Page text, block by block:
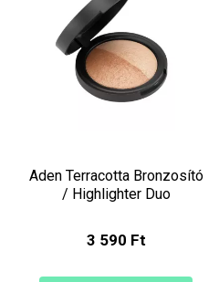
Aden Terracotta Bronzosító
/ Highlighter Duo
3 590 Ft